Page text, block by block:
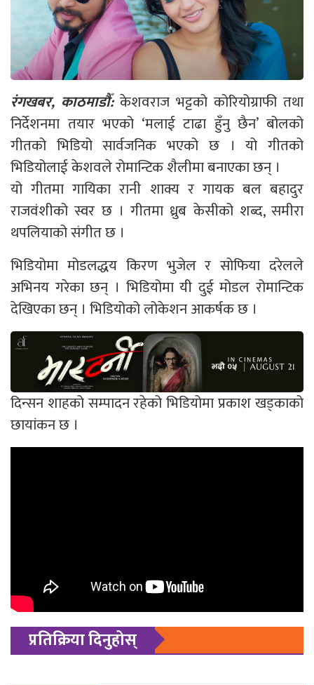
रंगखबर, काठमाडौँ:केशवराज भट्टको कोरियोग्राफी तथा
निर्देशनमा तयार भएको ‘मलाई टाढा हुँनु छैन’ बोलको
गीतको भिडियो सार्वजनिक भएको छ । यो गीतको
भिडियोलाई केशवले रोमान्टिक शैलीमा बनाएका छन् ।
यो गीतमा गायिका रानी शाक्य र गायक बल बहादुर
राजवंशीको स्वर छ । गीतमा ध्रुब केसीको शब्द, समीरा
थपलियाको संगीत छ ।
भिडियोमा मोडलद्धय किरण भुजेल र सोफिया दरेलले
अभिनय गरेका छन् । भिडियोमा यी दुई मोडल रोमान्टिक
देखिएका छन् । भिडियोको लोकेशन आकर्षक छ ।
दिन्सन शाहको सम्पादन रहेको भिडियोमा प्रकाश खड्काको
छायांकन छ ।
प्रतिक्रिया दिनुहोस्